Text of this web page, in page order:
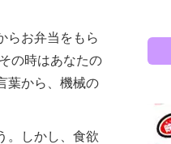
らお弁当をもら
の時はあなたの
葉から、機械の
。しかし、食欲